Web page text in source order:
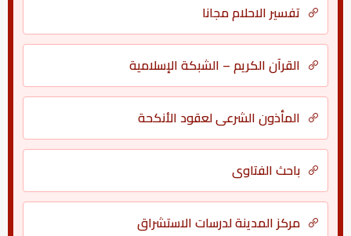
تفسير الاحلام مجانا
القرآن الكريم – الشبكة الإسلامية
المأذون الشرعي لعقود الأنكحة
باحث الفتاوى
مركز المدينة لدرسات الاستشراق